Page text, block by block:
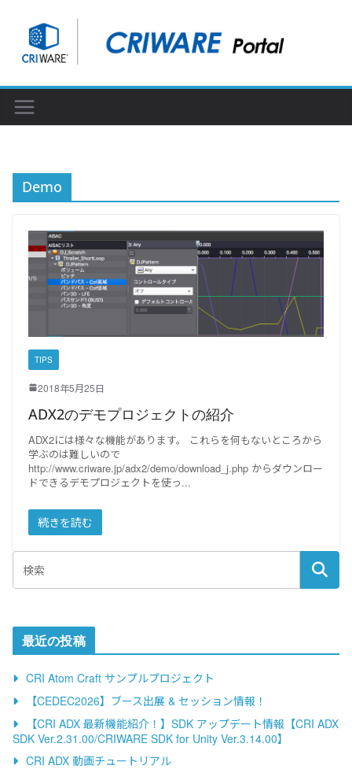
Demo
TIPS
2018年5月25日
ADX2のデモプロジェクトの紹介
ADX2には様々な機能があります。 これらを何もないところから
学ぶのは難しいので
http://www.criware.jp/adx2/demo/download_j.php からダウンロー
ドできるデモプロジェクトを使っ
続きを読む
最近の投稿
CRI Atom Craft サンプルプロジェクト
【CEDEC2026】ブース出展 & セッション情報！
【CRI ADX 最新機能紹介！】SDK アップデート情報【CRI ADX
SDK Ver.2.31.00/CRIWARE SDK for Unity Ver.3.14.00】
CRI ADX 動画チュートリアル